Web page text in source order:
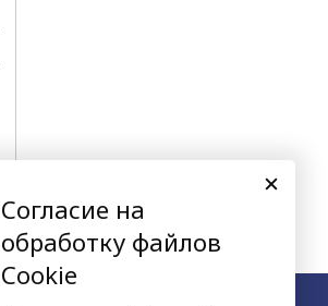
Согласие на
обработку файлов
Cookie